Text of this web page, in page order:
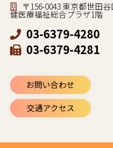
〒156-0043 東京都世田
健医療福祉総合プラザ1階
03-6379-4280
03-6379-4281
お問い合わせ
交通アクセス